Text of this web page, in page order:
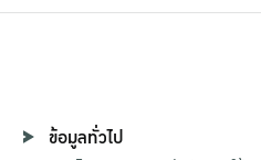
ข้อมูลทั่วไป